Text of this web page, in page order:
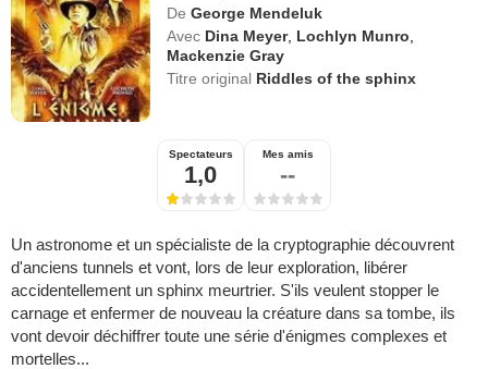
De George Mendeluk
Avec Dina Meyer, Lochlyn Munro
Mackenzie Gray
Titre original Riddles of the sphinx
Spectateurs
1,0
Mes amis
--
Un astronome et un spécialiste de la cryptographie découvrent
d'anciens tunnels et vont, lors de leur exploration, libérer
accidentellement un sphinx meurtrier. S'ils veulent stopper le
carnage et enfermer de nouveau la créature dans sa tombe, ils
vont devoir déchiffrer toute une série d'énigmes complexes et
mortelles...